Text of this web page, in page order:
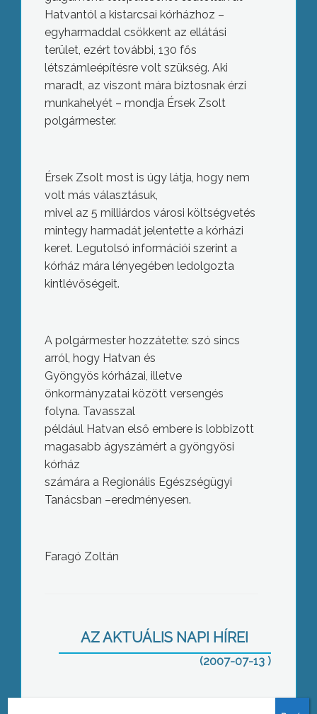
Hatvantól a kistarcsai kórházhoz –
egyharmaddal csökkent az ellátási
terület, ezért további, 130 fős
létszámleépítésre volt szükség. Aki
maradt, az viszont mára biztosnak érzi
munkahelyét – mondja Érsek Zsolt
polgármester.
Érsek Zsolt most is úgy látja, hogy nem
volt más választásuk,
mivel az 5 milliárdos városi költségvetés
mintegy harmadát jelentette a kórházi
keret. Legutolsó információi szerint a
kórház mára lényegében ledolgozta
kintlévőségeit.
A polgármester hozzátette: szó sincs
arról, hogy Hatvan és
Gyöngyös kórházai, illetve
önkormányzatai között versengés
folyna. Tavasszal
például Hatvan első embere is lobbizott
magasabb ágyszámért a gyöngyösi
kórház
számára a Regionális Egészségügyi
Tanácsban –eredményesen.
Faragó Zoltán
AZ AKTUÁLIS NAPI HÍREI
(2007-07-13 )